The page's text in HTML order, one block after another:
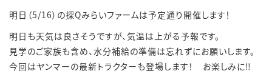
明日（5/16）の探Qみらいファームは予定通り開催します！
明日も天気は良さそうですが、気温は上がる予報です。
見学のご家族も含め、水分補給の準備は忘れずにお願いします。
今回はヤンマーの最新トラクターも登場します！ お楽しみに‼